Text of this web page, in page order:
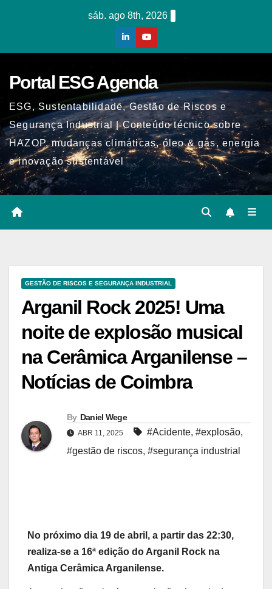
sáb. ago 8th, 2026
Portal ESG Agenda
ESG, Sustentabilidade, Gestão de Riscos e
Segurança Industrial | Conteúdo técnico sobre
HAZOP, mudanças climáticas, óleo & gás, energia
e inovação sustentável
GESTÃO DE RISCOS E SEGURANÇA INDUSTRIAL
Arganil Rock 2025! Uma
noite de explosão musical
na Cerâmica Arganilense –
Notícias de Coimbra
By Daniel Wege
ABR 11, 2025 #Acidente, #explosão,
#gestão de riscos, #segurança industrial
No próximo dia 19 de abril, a partir das 22:30,
realiza-se a 16ª edição do Arganil Rock na
Antiga Cerâmica Arganilense.